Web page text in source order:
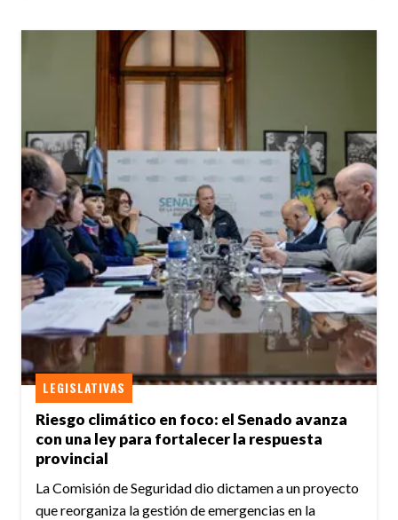
Riesgo climático en foco: el Senado avanza
con una ley para fortalecer la respuesta
provincial
LEGISLATIVAS
La Comisión de Seguridad dio dictamen a un proyecto
que reorganiza la gestión de emergencias en la